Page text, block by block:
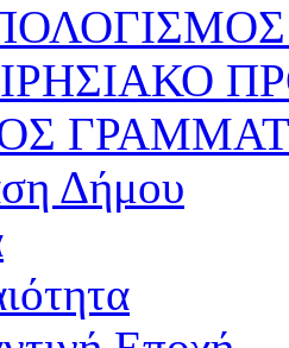
Δήμου